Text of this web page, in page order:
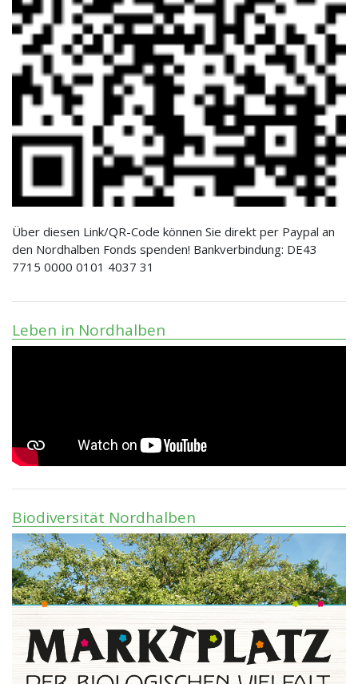
Über diesen Link/QR-Code können Sie direkt per Paypal an
den Nordhalben Fonds spenden! Bankverbindung: DE43
7715 0000 0101 4037 31
Leben in Nordhalben
Biodiversität Nordhalben